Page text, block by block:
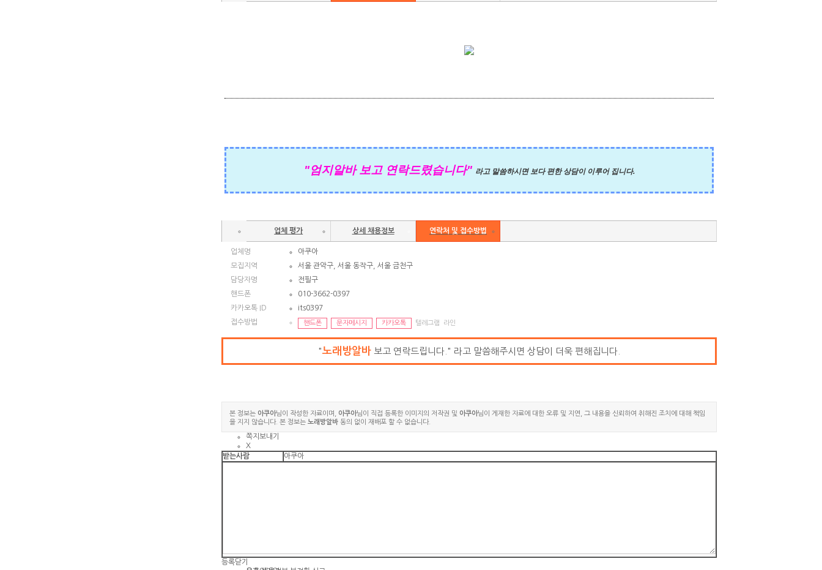
"엄지알바보고 연락드렸습니다" 라고 말씀하시면 보다 편한 상담이 이루어 집니다.
업체 평가 상세 채용정보 연락처 및 접수방법
업체명
아쿠아
모집지역
서울 관악구, 서울 동작구, 서울 금천구
담당자명
전필구
핸드폰
010-3662-0397
카카오톡 ID
its0397
접수방법
핸드폰 문자메시지 카카오톡 텔레그램 라인
"노래방알바 보고 연락드립니다." 라고 말씀해주시면 상담이 더욱 편해집니다.
본 정보는 아쿠아님이 작성한 자료이며, 아쿠아님이 직접 등록한 이미지의 저작권 및 아쿠아님이 게재한 자료에 대한 오류 및 지연, 그 내용을 신뢰하여 취해진 조치에 대해 책임
을 지지 않습니다. 본 정보는 노래방알바 동의 없이 재배포 할 수 없습니다.
쪽지보내기
X
받는사람
아쿠아
등록닫기